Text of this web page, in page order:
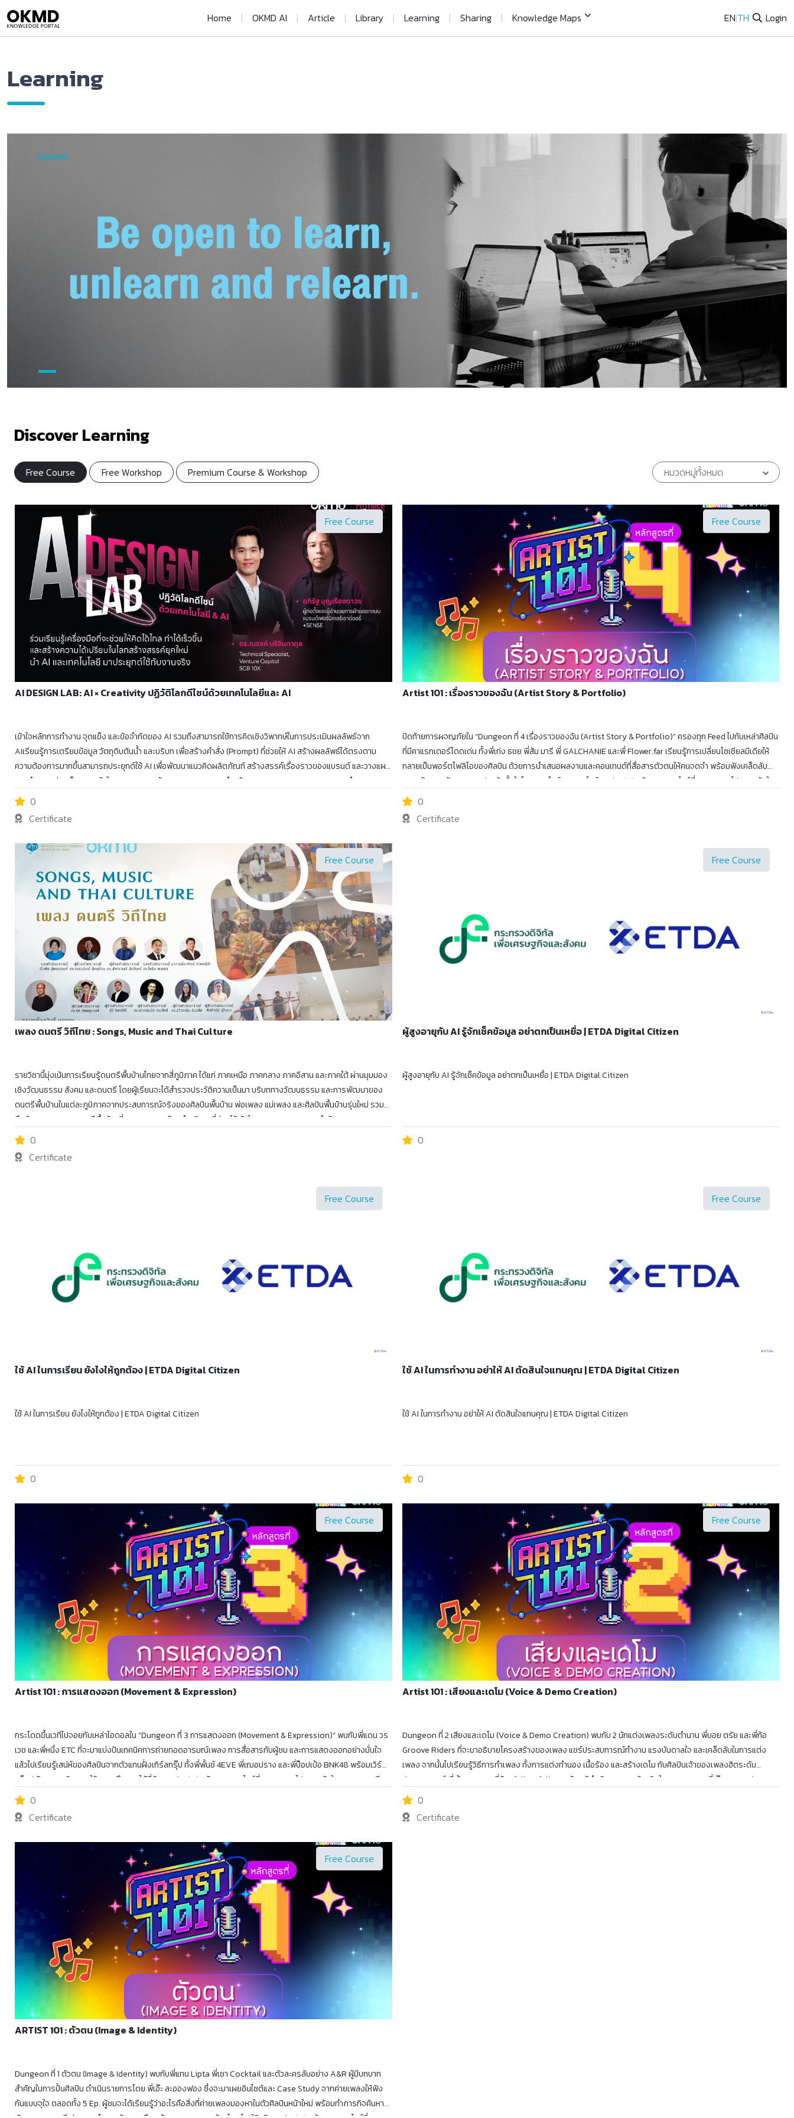
Home | OKMD AI | Article | Library | Learning | Sharing | Knowledge Maps EN|TH Login
Learning
COURSE
Next
Discover Learning
Free Course Free Workshop Premium Course & Workshop หมวดหมู่ทั้งหมด
Free Course
AI DESIGN LAB: AI × Creativity ปฏิวัติโลกดีไซน์ด้วยเทคโนโลยีและ AI
เข้าใจหลักการทำงาน จุดแข็ง และข้อจำกัดของ AI รวมถึงสามารถใช้การคิดเชิงวิพากษ์ในการประเมินผลลัพธ์จาก
AIเรียนรู้การเตรียมข้อมูล วัตถุดิบต้นน้ำ และบริบท เพื่อสร้างคำสั่ง (Prompt) ที่ช่วยให้ AI สร้างผลลัพธ์ได้ตรงตาม
ความต้องการมากขึ้นสามารถประยุกต์ใช้ AI เพื่อพัฒนาแนวคิดผลิตภัณฑ์ สร้างสรรค์เรื่องราวของแบรนด์ และวางแผน
การทำงานอย่างเป็นระบบเข้าใจแนวทางการสร้าง Super Prompt สำหรับ AI Image Generator และการกำหนด
ทิศทางศิลป์ (Art Direction) ให้สามารถสื่อสารแนวคิดออกมาเป็นภาพได้เรียนรู้การใช้ AI วิเคราะห์ตลาดและช่วงราคา
เพื่อช่วยกำหนดจุดขายและระดับราคาที่เหมาะสมกับผลิตภัณฑ์ตระหนักถึงความสำคัญของการเติม Human Touch เพื่อ
พัฒนาผลงานจากผลลัพธ์ที่สร้างโดย AI ให้มีคุณค่า ความหมาย และเอกลักษณ์เข้าใจบทบาทของ AI ในฐานะผู้ช่วยหรือ
โอกาส ความท้าทาย ประเด็นด้านลิขสิทธิ์และจริยธรรม ตลอดจนทักษะและแนวทางการปรับตัวของนักออกแบบและผู้
ประกอบการในโลกยุค AI
0
Certificate
Free Course
Artist 101 : เรื่องราวของฉัน (Artist Story & Portfolio)
ปิดท้ายการผจญภัยใน “Dungeon ที่ 4 เรื่องราวของฉัน (Artist Story & Portfolio)” ครองทุก Feed ไปกับเหล่าศิลปิน
ที่มีคาแรกเตอร์โดดเด่น ทั้งพี่เก่ง ธชย พี่ส้ม มารี พี่ GALCHANIE และพี่ Flower.far เรียนรู้การเปลี่ยนโซเชียลมีเดียให้
กลายเป็นพอร์ตโฟลิโอของศิลปิน ด้วยการนำเสนอผลงานและคอนเทนต์ที่สื่อสารตัวตนให้คนจดจำ พร้อมฟังเคล็ดลับ
การสร้างและรักษาฐานแฟนคลับทั้งในโลกออฟไลน์และออนไลน์ Artist 101 หลักสูตรออนไลน์ที่จะพาทุกคนไปผจญภัยใน
วงการดนตรีเพื่อตามหา “กระดุมเม็ดแรก” ของการเป็นศิลปิน ออกเดินทางไปกับ พี่เอ๊ะ ละอองฟอง ร่วมเรียนรู้และรับ
ภารกิจจากเหล่า Expert และ Experience ประจำแต่ละด่าน เพื่อสะสมความรู้ ฝึกฝนทักษะ และ Level Up สู่การเป็น
ศิลปินไปด้วยกัน
0
Certificate
Free Course
เพลง ดนตรี วิถีไทย : Songs, Music and Thai Culture
รายวิชานี้มุ่งเน้นการเรียนรู้ดนตรีพื้นบ้านไทยจากสี่ภูมิภาค ได้แก่ ภาคเหนือ ภาคกลาง ภาคอีสาน และภาคใต้ ผ่านมุมมอง
เชิงวัฒนธรรม สังคม และดนตรี โดยผู้เรียนจะได้สำรวจประวัติความเป็นมา บริบททางวัฒนธรรม และการพัฒนาของ
ดนตรีพื้นบ้านในแต่ละภูมิภาคจากประสบการณ์จริงของศิลปินพื้นบ้าน พ่อเพลง แม่เพลง และศิลปินพื้นบ้านรุ่นใหม่ รวม
ถึงรับชมการแสดงดนตรีพื้นบ้านที่หลากหลาย พร้อมคำอธิบายที่ช่วยให้เข้าใจความหมายและความสำคัญของการแสดง
ในบริบทท้องถิ่น นอกจากนี้ยังมีการแนะนำเครื่องดนตรีพื้นบ้านที่โดดเด่นของแต่ละภาค โดยเน้นให้เห็นเอกลักษณ์เฉพาะ
ของเสียง รูปแบบ และเทคนิคการเล่นผ่านวิดีโอสาธิต เพื่อเปิดมุมมองใหม่ให้แก่ผู้เรียน ทั้งในแง่ดนตรีและการสืบทอด
ภูมิปัญญาท้องถิ่นสู่สังคมร่วมสมัย
0
Certificate
Free Course
ผู้สูงอายุกับ AI รู้จักเช็คข้อมูล อย่าตกเป็นเหยื่อ | ETDA Digital Citizen
ผู้สูงอายุกับ AI รู้จักเช็คข้อมูล อย่าตกเป็นเหยื่อ | ETDA Digital Citizen
0
Free Course
ใช้ AI ในการเรียน ยังไงให้ถูกต้อง | ETDA Digital Citizen
ใช้ AI ในการเรียน ยังไงให้ถูกต้อง | ETDA Digital Citizen
0
Free Course
ใช้ AI ในการทำงาน อย่าให้ AI ตัดสินใจแทนคุณ | ETDA Digital Citizen
ใช้ AI ในการทำงาน อย่าให้ AI ตัดสินใจแทนคุณ | ETDA Digital Citizen
0
Free Course
Artist 101 : การแสดงออก (Movement & Expression)
กระโดดขึ้นเวทีไปจอยกับเหล่าไอดอลใน “Dungeon ที่ 3 การแสดงออก (Movement & Expression)” พบกับพี่แดน วร
เวช และพี่หนึ่ง ETC ที่จะมาแบ่งปันเทคนิคการถ่ายทอดอารมณ์เพลง การสื่อสารกับผู้ชม และการแสดงออกอย่างมั่นใจ
แล้วไปเรียนรู้เสน่ห์ของศิลปินจากตัวแทนฝั่งเกิร์ลกรุ๊ป ทั้งพี่พั้นช์ 4EVE พี่เฌอปราง และพี่ป๊อปเป้อ BNK48 พร้อมเวิร์
กช็อปพัฒนาบุคลิกภาพให้ทุกคนฝึกตามได้ที่บ้านArtist 101 หลักสูตรออนไลน์ที่จะพาทุกคนไปผจญภัยในวงการดนตรี
เพื่อตามหา “กระดุมเม็ดแรก” ของการเป็นศิลปิน ออกเดินทางไปกับ พี่เอ๊ะ ละอองฟอง ร่วมเรียนรู้และรับภารกิจจากเหล่า
Expert และ Experience ประจำแต่ละด่าน เพื่อสะสมความรู้ ฝึกฝนทักษะ และ Level Up สู่การเป็นศิลปินไปด้วยกัน
0
Certificate
Free Course
Artist 101 : เสียงและเดโม (Voice & Demo Creation)
Dungeon ที่ 2 เสียงและเดโม (Voice & Demo Creation) พบกับ 2 นักแต่งเพลงระดับตำนาน พี่บอย ตรัย และพี่ก้อ
Groove Riders ที่จะมาอธิบายโครงสร้างของเพลง แชร์ประสบการณ์ทำงาน แรงบันดาลใจ และเคล็ดลับในการแต่ง
เพลง จากนั้นไปเรียนรู้วิธีการทำเพลง ทั้งการแต่งทำนอง เนื้อร้อง และสร้างเดโม กับศิลปินเจ้าของเพลงฮิตระดับ
ปรากฏการณ์ พี่เป้ MILD และพี่ข้าว fellow fellow พร้อมผู้ดำเนินรายการตัวจริงในวงการเพลง พี่เอ๊ะ ละอองฟอง ดูจบ
แล้วอยากมีเพลงของตัวเองแน่นอน Artist 101 หลักสูตรออนไลน์ที่จะพาทุกคนไปผจญภัยในวงการดนตรีเพื่อตามหา
“กระดุมเม็ดแรก” ของการเป็นศิลปิน ออกเดินทางไปกับ พี่เอ๊ะ ละอองฟอง ร่วมเรียนรู้และรับภารกิจจากเหล่า Expert
และ Experience ประจำแต่ละด่าน เพื่อสะสมความรู้ ฝึกฝนทักษะ และ Level Up สู่การเป็นศิลปินไปด้วยกัน
0
Certificate
Free Course
ARTIST 101 : ตัวตน (Image & Identity)
Dungeon ที่ 1 ตัวตน (Image & Identity) พบกับพี่แทน Lipta พี่เชา Cocktail และตัวละครลับอย่าง A&R ผู้มีบทบาท
สำคัญในการปั้นศิลปิน ดำเนินรายการโดย พี่เอ๊ะ ละอองฟอง ซึ่งจะมาเผยอินไซต์และ Case Study จากค่ายเพลงให้ฟัง
กันแบบจุใจ ตลอดทั้ง 5 Ep. ผู้ชมจะได้เรียนรู้ว่าอะไรคือสิ่งที่ค่ายเพลงมองหาในตัวศิลปินหน้าใหม่ พร้อมทำภารกิจค้นหา